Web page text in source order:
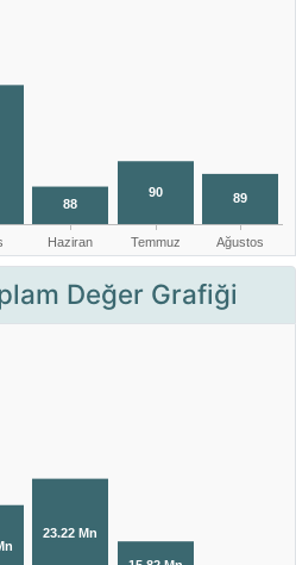
Değer Grafiği